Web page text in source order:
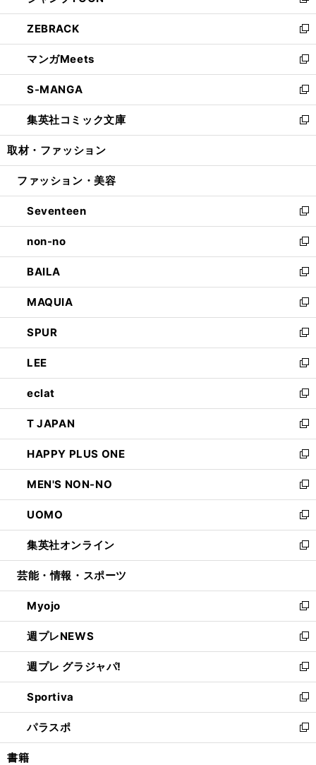
開
く
ウ
で
開
く
ン
ド
ウ
で
開
く
ウ
ィ
ン
ド
ウ
で
開
く
し
い
ウ
ィ
ン
ド
ウ
で
開
ZEBRACK
新
し
い
ウ
ィ
ン
ド
ウ
開
マンガMeets
新
し
い
ウ
ィ
ン
ウ
開
く
S-MANGA
新
し
い
ウ
ン
ウ
で
開
く
集英社コミック文庫
新
し
ウ
ン
ド
ウ
で
開
く
取材・ファッション
ファッション・美容
Seventeen
新
し
い
ウ
ィ
ン
ド
ウ
で
開
く
non-no
新
し
い
ウ
ィ
ン
ド
ウ
で
開
く
BAILA
新
し
い
ウ
ィ
ン
ド
ウ
で
開
く
MAQUIA
新
し
い
ウ
ィ
ン
ド
ウ
で
開
く
SPUR
新
し
い
ウ
ィ
ン
ド
ウ
で
開
く
LEE
新
し
い
ウ
ィ
ン
ド
ウ
で
開
く
eclat
新
し
い
ウ
ィ
ン
ド
ウ
で
開
く
T JAPAN
新
し
い
ウ
ィ
ン
ド
ウ
で
開
HAPPY PLUS ONE
新
し
い
ウ
ィ
ン
ド
ウ
開
く
MEN'S NON-NO
新
し
い
ウ
ィ
ン
ウ
で
開
く
UOMO
新
し
い
ウ
ン
ド
ウ
で
開
く
集英社オンライン
新
し
ウ
ィ
ン
ド
ウ
で
開
く
芸能・情報・スポーツ
Myojo
新
し
い
ウ
ィ
ン
ド
ウ
で
開
週プレNEWS
新
し
い
ウ
ィ
ン
ド
ウ
週プレ グラジャパ!
新
し
い
ウ
ィ
ン
Sportiva
新
し
い
ウ
パラスポ
新
し
書籍